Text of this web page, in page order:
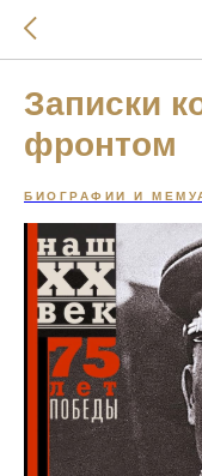
Записки
фронтом
БИОГРАФИИ И